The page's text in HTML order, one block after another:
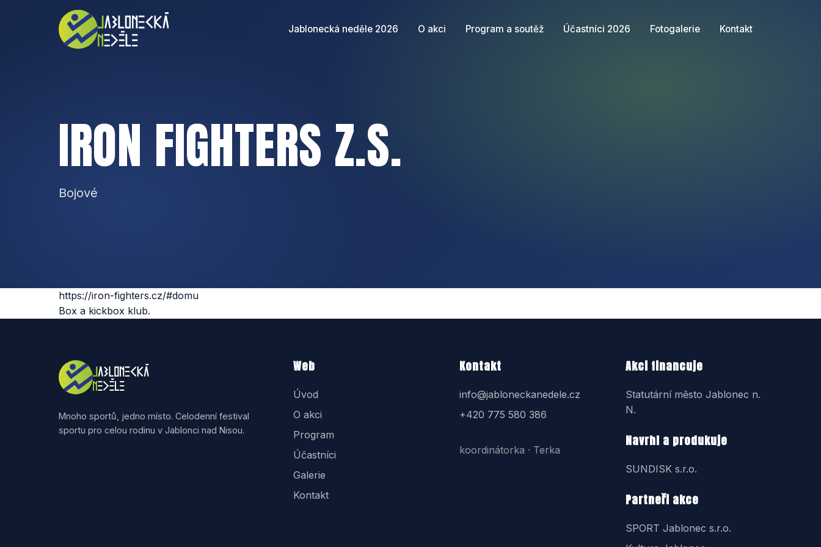
Jablonecká neděle 2026 O akci Program a soutěž Účastníci 2026 Fotogalerie Kontakt
IRON FIGHTERS Z.S.
Bojové
https://iron-fighters.cz/#domu
Box a kickbox klub.
Mnoho sportů, jedno místo. Celodenní festival
sportu pro celou rodinu v Jablonci nad Nisou.
Web
Úvod
O akci
Program
Účastníci
Galerie
Kontakt
Kontakt
info@jabloneckanedele.cz
+420 775 580 386
koordinátorka · Terka
Akci financuje
Statutární město Jablonec n.
N.
Navrhl a produkuje
SUNDISK s.r.o.
Partneři akce
SPORT Jablonec s.r.o.